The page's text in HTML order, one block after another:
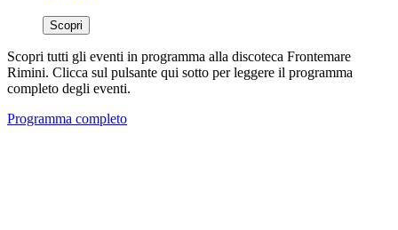
Scopri
Scopri tutti gli eventi in programma alla discoteca Frontemare
Rimini. Clicca sul pulsante qui sotto per leggere il programma
completo degli eventi.
Programma completo